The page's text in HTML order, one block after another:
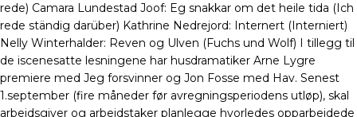
rede) Camara Lundestad Joof: Eg snakkar om det heile tida (Ich
rede ständig darüber) Kathrine Nedrejord: Internert (Interniert)
Nelly Winterhalder: Reven og Ulven (Fuchs und Wolf) I tillegg til
de iscenesatte lesningene har husdramatiker Arne Lygre
premiere med Jeg forsvinner og Jon Fosse med Hav. Senest
1.september (fire måneder før avregningsperiodens utløp), skal
arbeidsgiver og arbeidstaker planlegge hvorledes opparbeidede